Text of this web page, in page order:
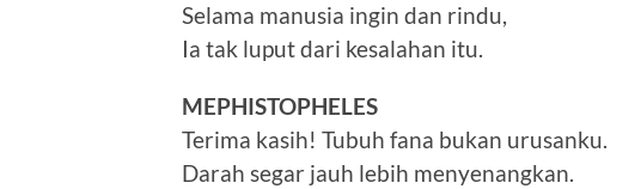
Selama manusia ingin dan rindu,
Ia tak luput dari kesalahan itu.
MEPHISTOPHELES
Terima kasih! Tubuh fana bukan urusanku.
Darah segar jauh lebih menyenangkan.